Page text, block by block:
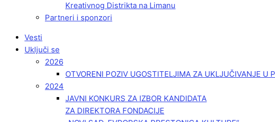
Kreativnog Distrikta na Limanu
Partneri i sponzori
Vesti
Uključi se
2026
OTVORENI POZIV UGOSTITELJIMA ZA UKLJUČIVANJE U
2024
JAVNI KONKURS ZA IZBOR KANDIDATA
ZA DIREKTORA FONDACIJE